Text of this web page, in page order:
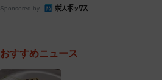
Sponsored by
おすすめニュース